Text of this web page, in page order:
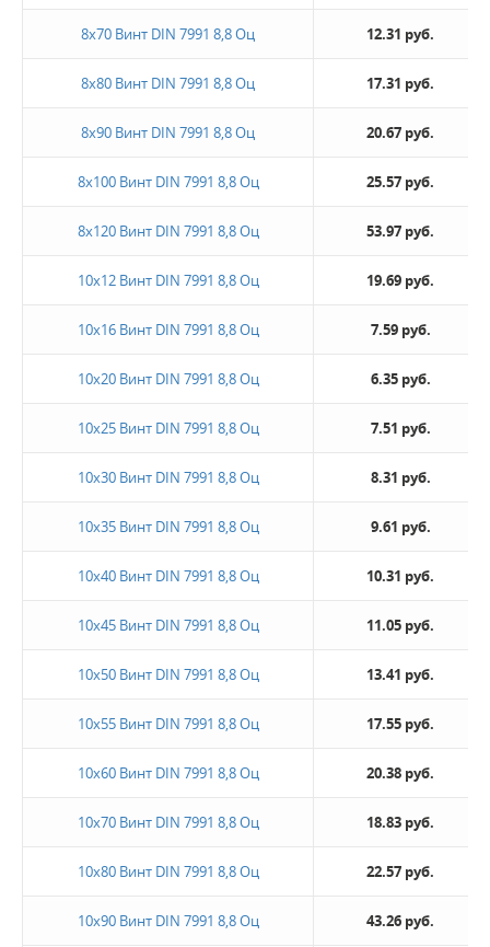
8х70 Винт DIN 7991 8,8 Оц 12.31 руб.
8х80 Винт DIN 7991 8,8 Оц 17.31 руб.
8х90 Винт DIN 7991 8,8 Оц 20.67 руб.
8х100 Винт DIN 7991 8,8 Оц 25.57 руб.
8х120 Винт DIN 7991 8,8 Оц 53.97 руб.
10х12 Винт DIN 7991 8,8 Оц 19.69 руб.
10х16 Винт DIN 7991 8,8 Оц 7.59 руб.
10х20 Винт DIN 7991 8,8 Оц 6.35 руб.
10х25 Винт DIN 7991 8,8 Оц 7.51 руб.
10х30 Винт DIN 7991 8,8 Оц 8.31 руб.
10х35 Винт DIN 7991 8,8 Оц 9.61 руб.
10х40 Винт DIN 7991 8,8 Оц 10.31 руб.
10х45 Винт DIN 7991 8,8 Оц 11.05 руб.
10х50 Винт DIN 7991 8,8 Оц 13.41 руб.
10х55 Винт DIN 7991 8,8 Оц 17.55 руб.
10х60 Винт DIN 7991 8,8 Оц 20.38 руб.
10х70 Винт DIN 7991 8,8 Оц 18.83 руб.
10х80 Винт DIN 7991 8,8 Оц 22.57 руб.
10х90 Винт DIN 7991 8,8 Оц 43.26 руб.